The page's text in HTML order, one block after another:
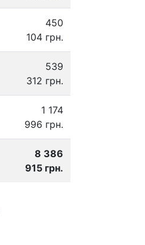
450
104 грн.
539
312 грн.
1 174
996 грн.
8 386
915 грн.